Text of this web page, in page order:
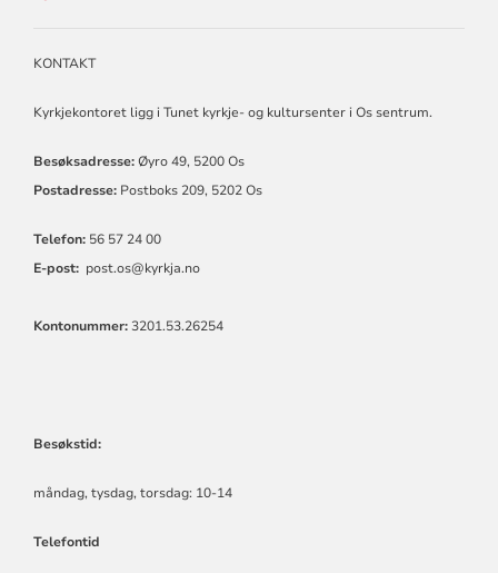
KONTAKT
Kyrkjekontoret ligg i Tunet kyrkje- og kultursenter i Os sentrum.
Besøksadresse:Øyro 49, 5200 Os
Postadresse:Postboks 209, 5202 Os
Telefon: 56 57 24 00
E-post: post.os@kyrkja.no
Kontonummer:3201.53.26254
Besøkstid:
måndag, tysdag, torsdag: 10-14
Telefontid